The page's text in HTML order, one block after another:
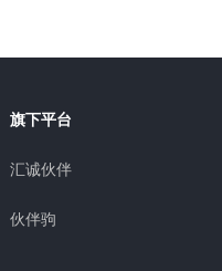
旗下平台
汇诚伙伴
伙伴驹